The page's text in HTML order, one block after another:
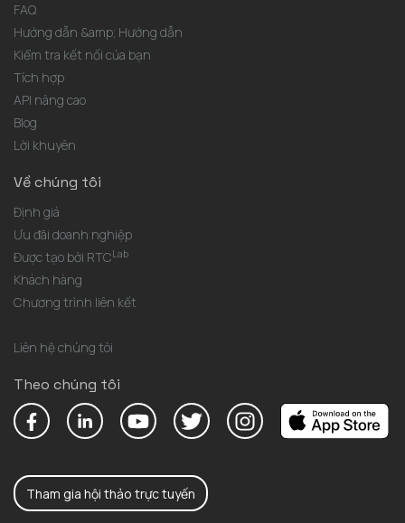
FAQ
Hướng dẫn &amp; Hướng dẫn
Kiểm tra kết nối của bạn
Tích hợp
API nâng cao
Blog
Lời khuyên
Về chúng tôi
Định giá
Ưu đãi doanh nghiệp
Được tạo bởi RTCLab
Khách hàng
Chương trình liên kết
Liên hệ chúng tôi
Theo chúng tôi
Tham gia hội thảo trực tuyến